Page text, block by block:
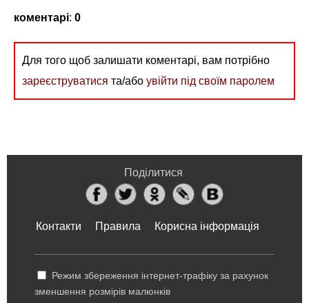
коментарі: 0
Для того щоб залишати коментарі, вам потрібно
зареєструватися та/або увійти під своїм паролем
Поділитися
Контакти Правила Корисна інформація
Режим збереження інтернет-трафіку за рахунок
зменшення розмірів малюнків